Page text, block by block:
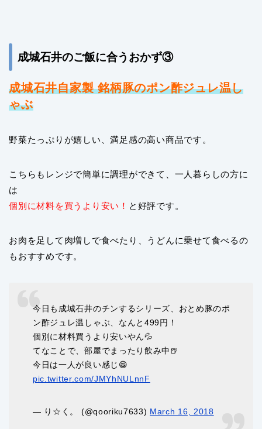
成城石井のご飯に合うおかず③
成城石井自家製 銘柄豚のポン酢ジュレ温し
ゃぶ
野菜たっぷりが嬉しい、満足感の高い商品です。
こちらもレンジで簡単に調理ができて、一人暮らしの方に
は
個別に材料を買うより安い！ と好評です。
お肉を足して肉増しで食べたり、うどんに乗せて食べるの
もおすすめです。
今日も成城石井のチンするシリーズ、おとめ豚のポ
ン酢ジュレ温しゃぶ、なんと499円！
個別に材料買うより安いやん💦
てなことで、部屋でまったり飲み中🍺
今日は一人が良い感じ😁
pic.twitter.com/JMYhNULnnF
— り☆く。 (@qooriku7633) March 16, 2018